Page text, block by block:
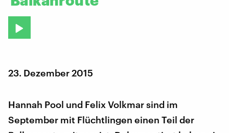
23. Dezember 2015
Hannah Pool und Felix Volkmar sind im
September mit Flüchtlingen einen Teil der